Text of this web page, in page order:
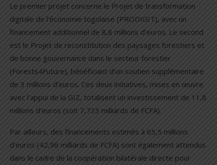
Le premier projet concerne le Projet de transformation
digitale de l’économie togolaise (PRODIGIT), avec un
financement additionnel de 8,8 millions d’euros. Le second
est le Projet de reconstitution des paysages forestiers et
de bonne gouvernance dans le secteur forestier
(Forests4Future), bénéficiant d’un soutien supplémentaire
de 3 millions d’euros. Ces deux initiatives, mises en œuvre
avec l’appui de la GIZ, totalisent un investissement de 11,8
millions d’euros (soit 7,735 milliards de FCFA).
Par ailleurs, des financements estimés à 65,5 millions
d’euros (42,96 milliards de FCFA) sont également attendus
dans le cadre de la coopération bilatérale directe pour